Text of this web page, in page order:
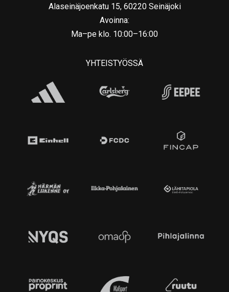
Alaseinäjoenkatu 15, 60220 Seinäjoki
Avoinna:
Ma–pe klo. 10:00–16:00
YHTEISTYÖSSÄ